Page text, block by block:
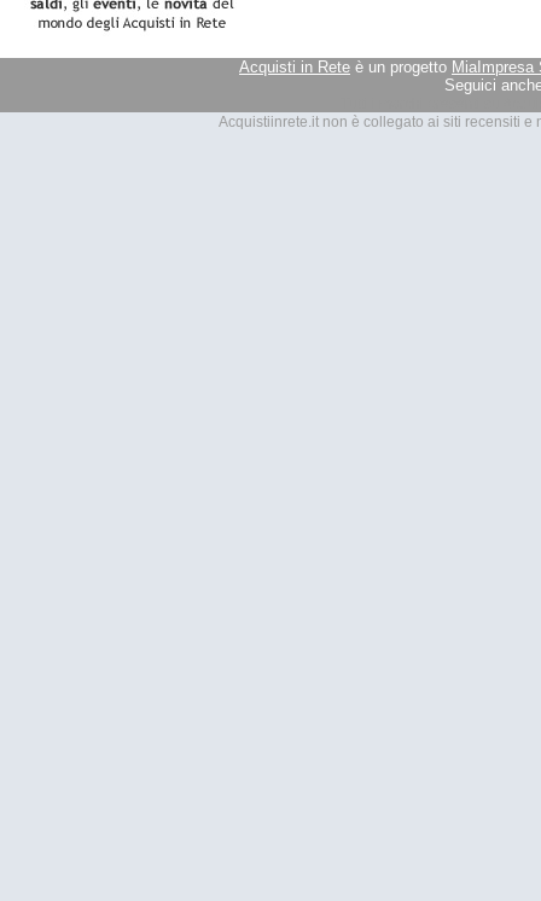
Acquisti in Rete è un progetto MiaImpresa
Seguici
Acquistiinrete.it non è collegato ai siti recensiti